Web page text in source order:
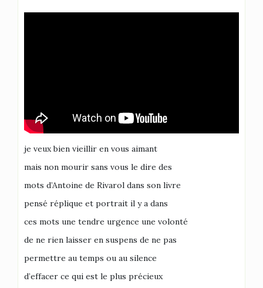
je veux bien vieillir en vous aimant
mais non mourir sans vous le dire des
mots d’Antoine de Rivarol dans son livre
pensé réplique et portrait il y a dans
ces mots une tendre urgence une volonté
de ne rien laisser en suspens de ne pas
permettre au temps ou au silence
d’effacer ce qui est le plus précieux